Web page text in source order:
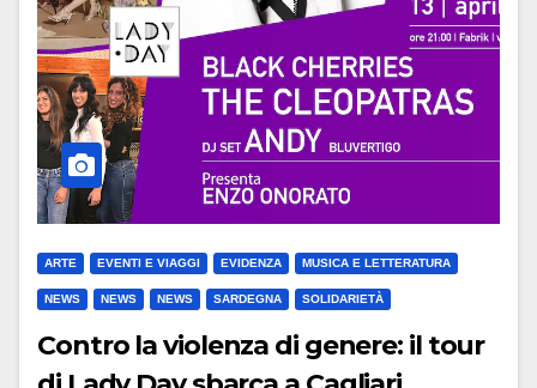
ARTE EVENTI E VIAGGI EVIDENZA MUSICA E LETTERATURA
NEWS NEWS NEWS SARDEGNA SOLIDARIETÀ
Contro la violenza di genere: il tour